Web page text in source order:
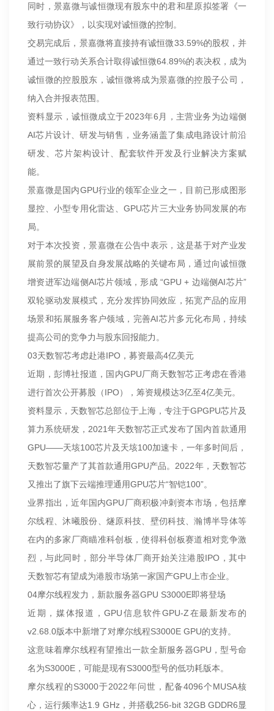
同时，景嘉微与诚恒微现有股东中的君和星原拟签署《一
致行动协议》，以实现对诚恒微的控制。
交易完成后，景嘉微将直接持有诚恒微33.59%的股权，并
通过一致行动关系合计取得诚恒微64.89%的表决权，成为
诚恒微的控股股东，诚恒微将成为景嘉微的控股子公司，
纳入合并报表范围。
资料显示，诚恒微成立于2023年6月，主营业务为边端侧
AI芯片设计、研发与销售，业务涵盖了集成电路设计前沿
研发、芯片架构设计、配套软件开发及行业解决方案赋
能。
景嘉微是国内GPU行业的领军企业之一，目前已形成图形
显控、小型专用化雷达、GPU芯片三大业务协同发展的布
局。
对于本次投资，景嘉微在公告中表示，这是基于对产业发
展前景的展望及自身发展战略的关键布局，通过向诚恒微
增资进军边端侧AI芯片领域，形成 “GPU + 边端侧AI芯片”
双轮驱动发展模式，充分发挥协同效应，拓宽产品的应用
场景和拓展服务客户领域，完善AI芯片多元化布局，持续
提高公司的竞争力与股东回报能力。
03天数智芯考虑赴港IPO，募资最高4亿美元
近期，彭博社报道，国内GPU厂商天数智芯正考虑在香港
进行首次公开募股（IPO），筹资规模达3亿至4亿美元。
资料显示，天数智芯总部位于上海，专注于GPGPU芯片及
算力系统研发，2021年天数智芯正式发布了国内首款通用
GPU——天垓100芯片及天垓100加速卡，一年多时间后，
天数智芯量产了其首款通用GPU产品。2022年，天数智芯
又推出了旗下云端推理通用GPU芯片“智铠100”。
业界指出，近年国内GPU厂商积极冲刺资本市场，包括摩
尔线程、沐曦股份、燧原科技、壁仞科技、瀚博半导体等
在内的多家厂商瞄准科创板，使得科创板赛道相对竞争激
烈，与此同时，部分半导体厂商开始关注港股IPO，其中
天数智芯有望成为港股市场第一家国产GPU上市企业。
04摩尔线程发力，新款服务器GPU S3000E即将登场
近期，媒体报道，GPU信息软件GPU-Z在最新发布的
v2.68.0版本中新增了对摩尔线程S3000E GPU的支持。
这意味着摩尔线程有望推出一款全新服务器GPU，型号命
名为S3000E，可能是现有S3000型号的低功耗版本。
摩尔线程的S3000于2022年问世，配备4096个MUSA核
心，运行频率达1.9 GHz，并搭载256-bit 32GB GDDR6显